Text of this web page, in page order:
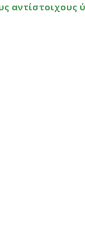
αντίστοιχους